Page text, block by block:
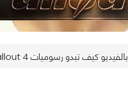
بالفيديو كيف تبدو رسوميات Fallout 4 مقارنة برسوميات Fallout 3